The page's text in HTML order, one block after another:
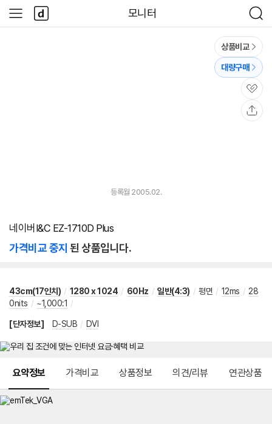
모니터
검
색
사
이
다
나
와
상품비교
대량구매
관
심
등록월 2005.02.
네이버I&C EZ-1710D Plus
가격비교 중지 된 상품입니다.
43cm(17인치) / 1280 x 1024 / 60Hz / 일반(4:3) / 평면 / 12ms / 28
0nits / ~1,000:1 /
[단자정보] D-SUB / DVI
요약정보 가격비교 상품정보 의견/리뷰 연관상품